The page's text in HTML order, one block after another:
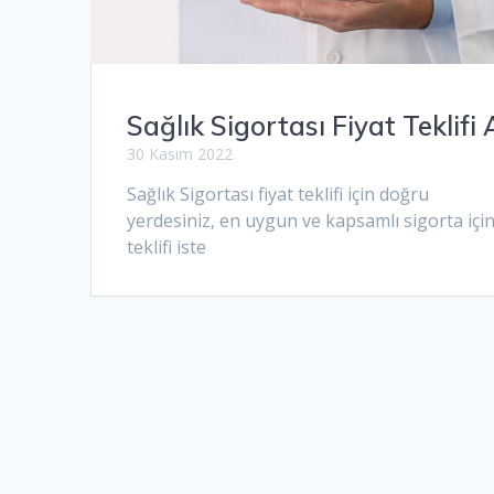
Sağlık Sigortası Fiyat Teklifi
30 Kasım 2022
Sağlık Sigortası fiyat teklifi için doğru
yerdesiniz, en uygun ve kapsamlı sigorta
teklifi iste